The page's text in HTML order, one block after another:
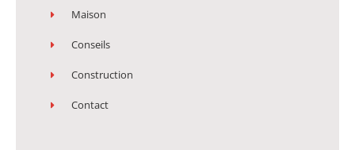
Maison
Conseils
Construction
Contact